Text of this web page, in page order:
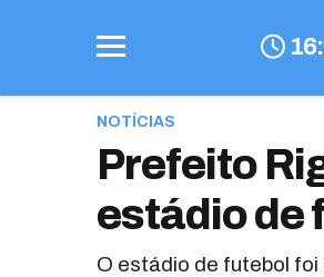
16:
NOTÍCIAS
Prefeito
estádio de
O estádio de futebol